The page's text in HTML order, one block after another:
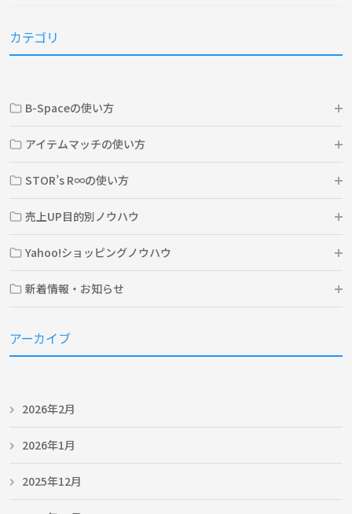
カテゴリ
B-Spaceの使い方
アイテムマッチの使い方
STOR’s R∞の使い方
売上UP目的別ノウハウ
Yahoo!ショッピングノウハウ
新着情報・お知らせ
アーカイブ
2026年2月
2026年1月
2025年12月